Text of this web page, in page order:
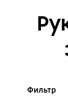
Фильтр